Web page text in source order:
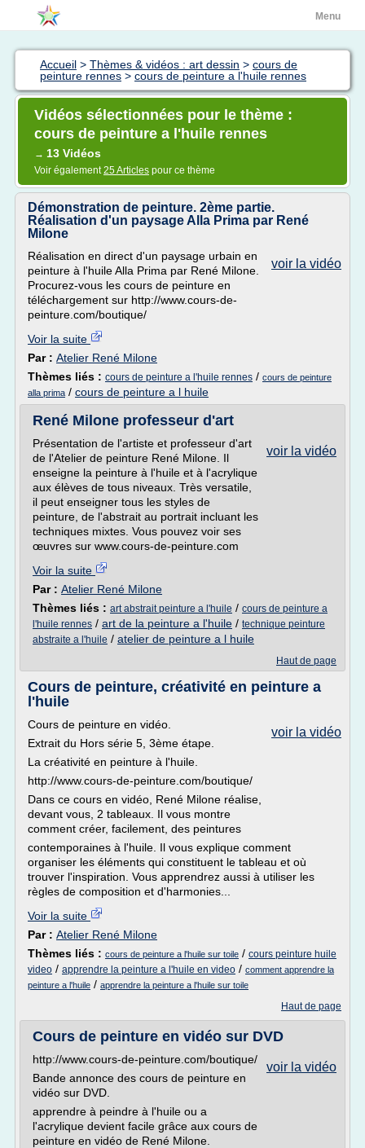
Menu
Accueil > Thèmes & vidéos : art dessin > cours de
peinture rennes > cours de peinture a l'huile rennes
Vidéos sélectionnées pour le thème :
cours de peinture a l'huile rennes
→ 13 Vidéos
Voir également25 Articles pour ce thème
Démonstration de peinture. 2ème partie.
Réalisation d'un paysage Alla Prima par René
Milone
voir la vidéo
Réalisation en direct d'un paysage urbain en
peinture à l'huile Alla Prima par René Milone.
Procurez-vous les cours de peinture en
téléchargement sur http://www.cours-de-
peinture.com/boutique/
Voir la suite
Par : Atelier René Milone
Thèmes liés : cours de peinture a l'huile rennes / cours de peinture
alla prima / cours de peinture a l huile
René Milone professeur d'art
voir la vidéo
Présentation de l'artiste et professeur d'art
de l'Atelier de peinture René Milone. Il
enseigne la peinture à l'huile et à l'acrylique
aux élèves de tous niveaux. Très versatile,
il peut enseigner tous les styles de
peinture, de l'abstrait au portrait incluant les
techniques mixtes. Vous pouvez voir ses
œuvres sur www.cours-de-peinture.com
Voir la suite
Par : Atelier René Milone
Thèmes liés : art abstrait peinture a l'huile / cours de peinture a
l'huile rennes / art de la peinture a l'huile / technique peinture
abstraite a l'huile / atelier de peinture a l huile
Haut de page
Cours de peinture, créativité en peinture a
l'huile
voir la vidéo
Cours de peinture en vidéo.
Extrait du Hors série 5, 3ème étape.
La créativité en peinture à l'huile.
http://www.cours-de-peinture.com/boutique/
Dans ce cours en vidéo, René Milone réalise,
devant vous, 2 tableaux. Il vous montre
comment créer, facilement, des peintures
contemporaines à l'huile. Il vous explique comment
organiser les éléments qui constituent le tableau et où
trouver l'inspiration. Vous apprendrez aussi à utiliser les
règles de composition et d'harmonies...
Voir la suite
Par : Atelier René Milone
Thèmes liés : cours de peinture a l'huile sur toile / cours peinture huile
video / apprendre la peinture a l'huile en video / comment apprendre la
peinture a l'huile / apprendre la peinture a l'huile sur toile
Haut de page
Cours de peinture en vidéo sur DVD
voir la vidéo
http://www.cours-de-peinture.com/boutique/
Bande annonce des cours de peinture en
vidéo sur DVD.
apprendre à peindre à l'huile ou a
l'acrylique devient facile grâce aux cours de
peinture en vidéo de René Milone.